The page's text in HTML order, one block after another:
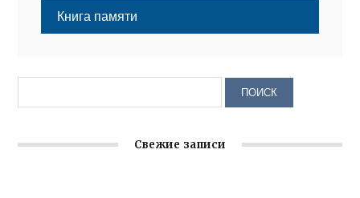
Книга памяти
Свежие записи